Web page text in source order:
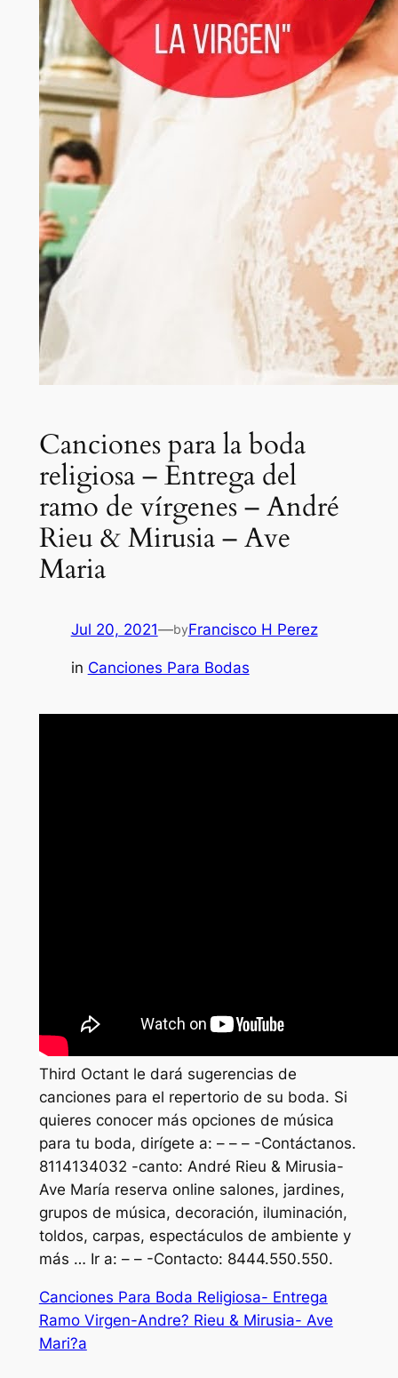
Canciones para la boda
religiosa – Entrega del
ramo de vírgenes – André
Rieu & Mirusia – Ave
Maria
Jul 20, 2021—byFrancisco H Perez
in Canciones Para Bodas
Third Octant le dará sugerencias de
canciones para el repertorio de su boda. Si
quieres conocer más opciones de música
para tu boda, dirígete a: – – – -Contáctanos.
8114134032 -canto: André Rieu & Mirusia-
Ave María reserva online salones, jardines,
grupos de música, decoración, iluminación,
toldos, carpas, espectáculos de ambiente y
más … Ir a: – – -Contacto: 8444.550.550.
Canciones Para Boda Religiosa- Entrega
Ramo Virgen-Andre? Rieu & Mirusia- Ave
Mari?a